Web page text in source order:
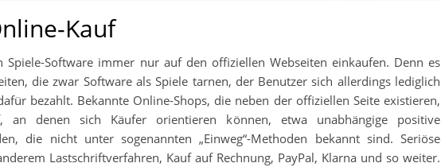
Kauf
Software immer nur auf den offiziellen Webseiten einkaufen. Denn es
die zwar Software als Spiele tarnen, der Benutzer sich allerdings lediglich
bezahlt. Bekannte Online-Shops, die neben der offiziellen Seite existieren,
an denen sich Käufer orientieren können, etwa unabhängige positive
die nicht unter sogenannten „Einweg“-Methoden bekannt sind. Seriöse
Lastschriftverfahren, Kauf auf Rechnung, PayPal, Klarna und so weiter.